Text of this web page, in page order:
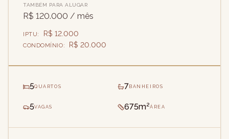
TAMBÉM PARA ALUGAR
R$ 120.000 / mês
IPTU: R$ 12.000
CONDOMÍNIO: R$ 20.000
5QUARTOS 7 BANHEIROS
5VAGAS 675m²ÁREA